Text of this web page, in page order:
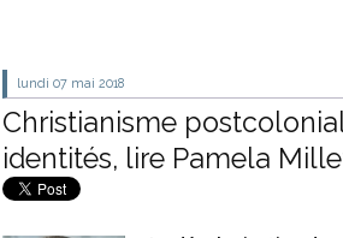
lundi 07 mai 2018
Christianisme
identités, lire Pamela